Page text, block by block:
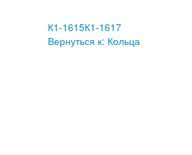
К1-1615К1-1617
Вернуться к: Кольца